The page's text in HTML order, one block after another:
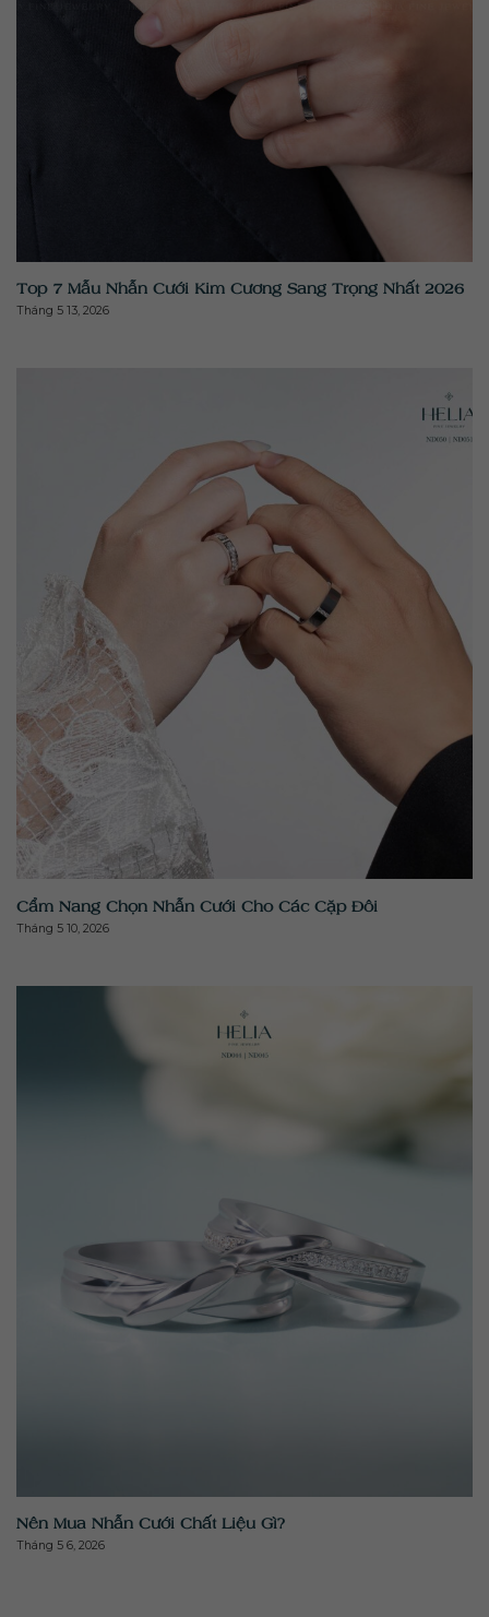
" class="attachment-medium size-medium wp-post-
Top 7 Mẫu Nhẫn Cưới Kim Cương Sang Trọng Nhất 2026
Tháng 5 13, 2026
" class="attachment-medium size-medium wp-post-
image" alt="" >
Cẩm Nang Chọn Nhẫn Cưới Cho Các Cặp Đôi
Tháng 5 10, 2026
Nên Mua Nhẫn Cưới Chất Liệu Gì?
Tháng 5 6, 2026